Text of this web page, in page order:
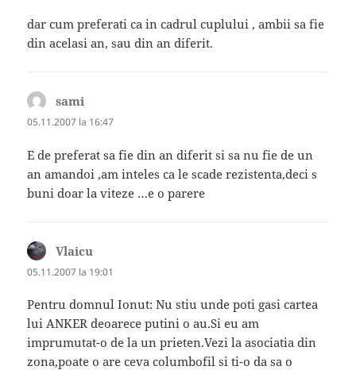
dar cum preferati ca in cadrul cuplului , ambii sa fie
din acelasi an, sau din an diferit.
sami
05.11.2007 la 16:47
E de preferat sa fie din an diferit si sa nu fie de un
an amandoi ,am inteles ca le scade rezistenta,deci s
buni doar la viteze …e o parere
Vlaicu
05.11.2007 la 19:01
Pentru domnul Ionut: Nu stiu unde poti gasi cartea
lui ANKER deoarece putini o au.Si eu am
imprumutat-o de la un prieten.Vezi la asociatia din
zona,poate o are ceva columbofil si ti-o da sa o